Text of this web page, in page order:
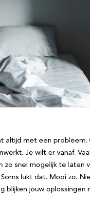
altijd met een probleem.
Je wilt er vanaf.
zo snel mogelijk te laten
lukt dat. Mooi zo.
blijken jouw oplossingen